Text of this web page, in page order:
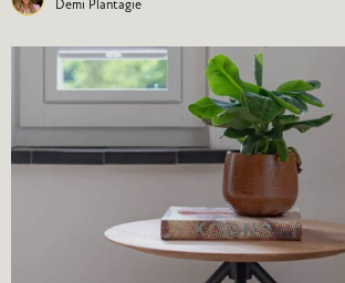
Demi Plantagie